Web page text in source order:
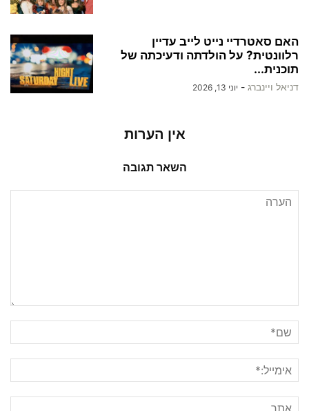
האם סאטרדיי נייט לייב עדיין
רלוונטית? על הולדתה ודעיכתה של
תוכנית...
דניאל ויינברג - יוני 13, 2026
אין הערות
השאר תגובה